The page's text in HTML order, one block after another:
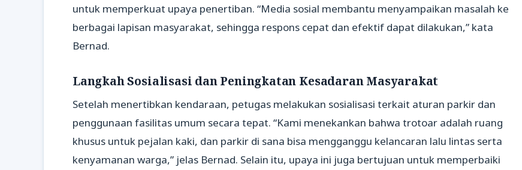
untuk memperkuat upaya penertiban. “Media sosial membantu menyampaikan masalah ke
berbagai lapisan masyarakat, sehingga respons cepat dan efektif dapat dilakukan,” kata
Bernad.
Langkah Sosialisasi dan Peningkatan Kesadaran Masyarakat
Setelah menertibkan kendaraan, petugas melakukan sosialisasi terkait aturan parkir dan
penggunaan fasilitas umum secara tepat. “Kami menekankan bahwa trotoar adalah ruang
khusus untuk pejalan kaki, dan parkir di sana bisa mengganggu kelancaran lalu lintas serta
kenyamanan warga,” jelas Bernad. Selain itu, upaya ini juga bertujuan untuk memperbaiki